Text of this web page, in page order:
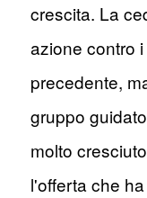
crescita. La
azione contro
precedente,
gruppo
molto
l'offerta che